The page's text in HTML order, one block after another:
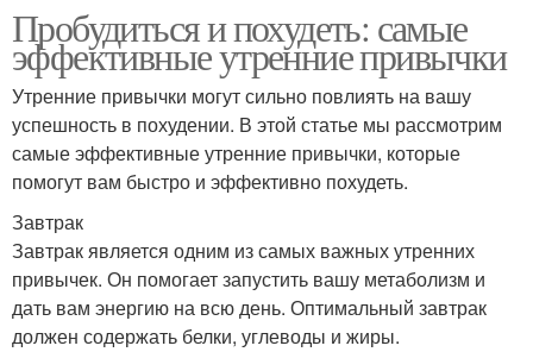
Пробудиться и похудеть: самые
эффективные утренние привычки
Утренние привычки могут сильно повлиять на вашу
успешность в похудении. В этой статье мы рассмотрим
самые эффективные утренние привычки, которые
помогут вам быстро и эффективно похудеть.
Завтрак
Завтрак является одним из самых важных утренних
привычек. Он помогает запустить вашу метаболизм и
дать вам энергию на всю день. Оптимальный завтрак
должен содержать белки, углеводы и жиры.